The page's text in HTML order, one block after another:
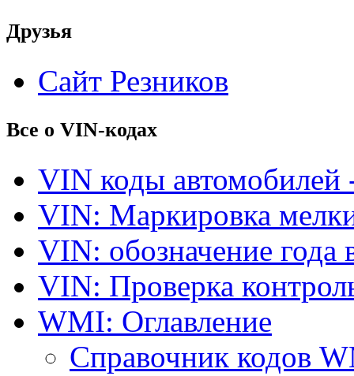
Друзья
Сайт Резников
Все о VIN-кодах
VIN коды автомобилей
VIN: Маркировка
VIN: обозначение года
VIN: Проверка
WMI: Оглавление
Справочник кодов